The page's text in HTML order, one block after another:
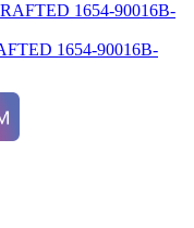
1654-90016B-